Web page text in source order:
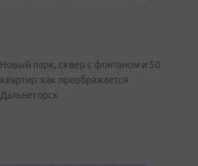
Новый парк, сквер с фонтаном и 50
квартир: как преображается
Дальнегорск